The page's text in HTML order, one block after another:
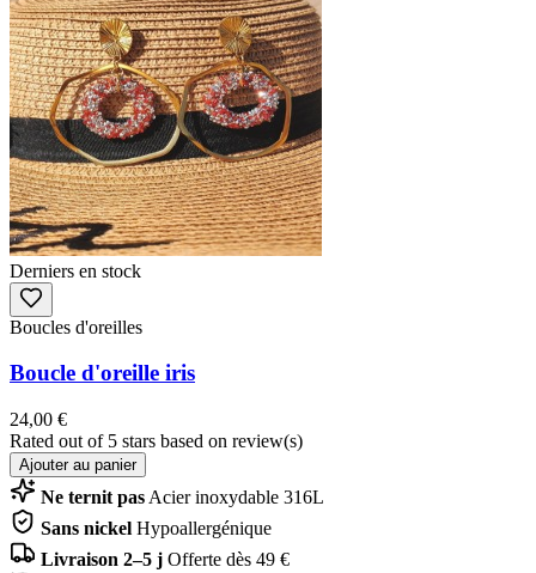
Derniers en stock
Boucles d'oreilles
Boucle d'oreille iris
24,00 €
Rated out of 5 stars based on review(s)
Ajouter au panier
Ne ternit pas Acier inoxydable 316L
Sans nickel Hypoallergénique
Livraison 2–5 j Offerte dès 49 €